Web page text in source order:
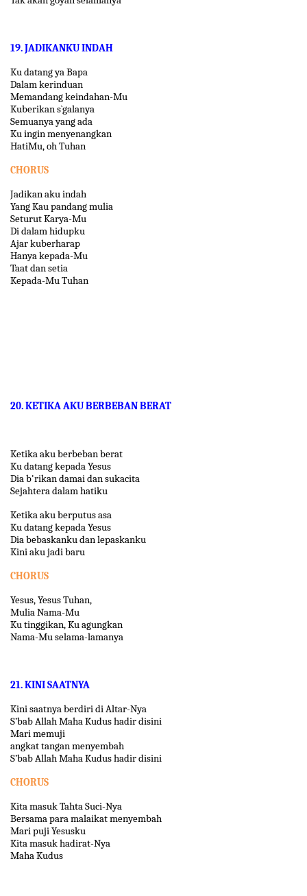
19. JADIKANKU INDAH
Ku datang ya Bapa
Dalam kerinduan
Memandang keindahan-Mu
Kuberikan s`galanya
Semuanya yang ada
Ku ingin menyenangkan
HatiMu, oh Tuhan
CHORUS
Jadikan aku indah
Yang Kau pandang mulia
Seturut Karya-Mu
Di dalam hidupku
Ajar kuberharap
Hanya kepada-Mu
Taat dan setia
Kepada-Mu Tuhan
20. KETIKA AKU BERBEBAN BERAT
Ketika aku berbeban berat
Ku datang kepada Yesus
Dia b'rikan damai dan sukacita
Sejahtera dalam hatiku
Ketika aku berputus asa
Ku datang kepada Yesus
Dia bebaskanku dan lepaskanku
Kini aku jadi baru
CHORUS
Yesus, Yesus Tuhan,
Mulia Nama-Mu
Ku tinggikan, Ku agungkan
Nama-Mu selama-lamanya
21. KINI SAATNYA
Kini saatnya berdiri di Altar-Nya
S’bab Allah Maha Kudus hadir disini
Mari memuji
angkat tangan menyembah
S’bab Allah Maha Kudus hadir disini
CHORUS
Kita masuk Tahta Suci-Nya
Bersama para malaikat menyembah
Mari puji Yesusku
Kita masuk hadirat-Nya
Maha Kudus